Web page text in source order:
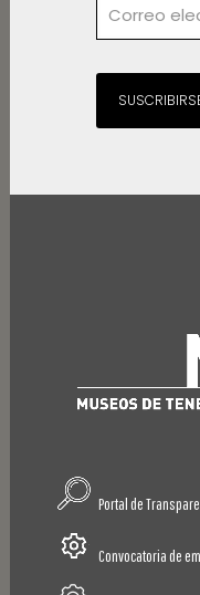
Portal de
Convocatoria de